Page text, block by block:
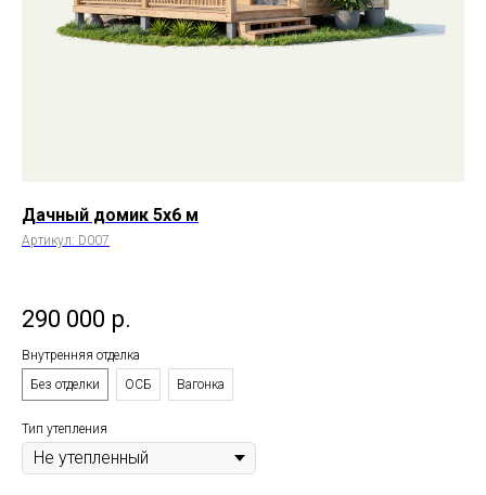
Дачный домик 5х6 м
Артикул: D007
290 000 р.
Внутренняя отделка
Без отделки
ОСБ Вагонка
Тип утепления